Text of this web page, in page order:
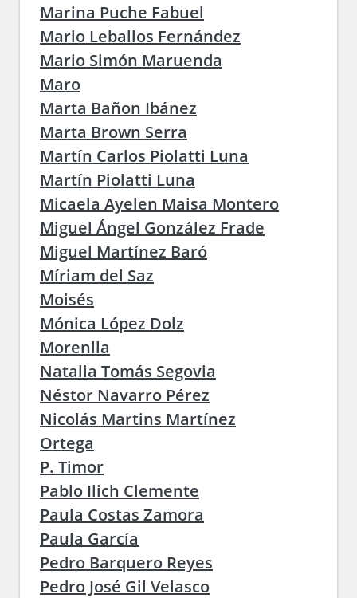
Marina Puche Fabuel
Mario Leballos Fernández
Mario Simón Maruenda
Maro
Marta Bañon Ibánez
Marta Brown Serra
Martín Carlos Piolatti Luna
Martín Piolatti Luna
Micaela Ayelen Maisa Montero
Miguel Ángel González Frade
Miguel Martínez Baró
Míriam del Saz
Moisés
Mónica López Dolz
Morenlla
Natalia Tomás Segovia
Néstor Navarro Pérez
Nicolás Martins Martínez
Ortega
P. Timor
Pablo Ilich Clemente
Paula Costas Zamora
Paula García
Pedro Barquero Reyes
Pedro José Gil Velasco